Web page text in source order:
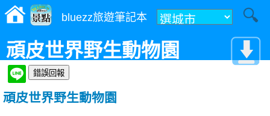
bluezz旅遊筆記本
頑皮世界野生動物園
頑皮世界野生動物園